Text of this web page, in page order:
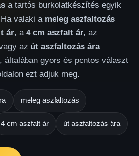
a tartós burkolatkészítés egyik
valaki a meleg aszfaltozás
ár, a 4 cm aszfalt ár, az
az út aszfaltozás ára
általában gyors és pontos választ
ezt adjuk meg.
meleg aszfaltozás
4 cm aszfalt ár út aszfaltozás ára